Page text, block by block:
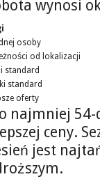
wynosi
osoby
od lokalizacji
standard
standard
oferty
najmniej
ceny.
jest